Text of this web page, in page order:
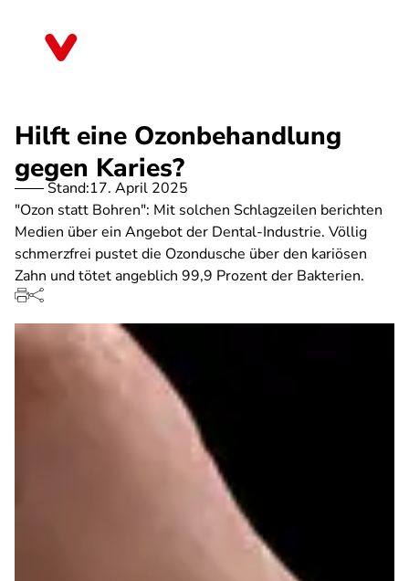
Hilft eine Ozonbehandlung
gegen Karies?
Stand:17. April 2025
"Ozon statt Bohren": Mit solchen Schlagzeilen berichten
Medien über ein Angebot der Dental-Industrie. Völlig
schmerzfrei pustet die Ozondusche über den kariösen
Zahn und tötet angeblich 99,9 Prozent der Bakterien.